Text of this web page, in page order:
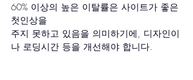
60% 이상의 높은 이탈률은 사이트가 좋은
첫인상을
주지 못하고 있음을 의미하기에, 디자인이
나 로딩시간 등을 개선해야 합니다.